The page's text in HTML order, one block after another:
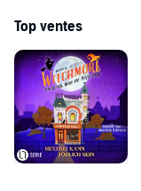
Top ventes